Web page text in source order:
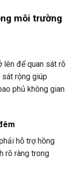
môi trường
lên để quan sát rõ
sát rộng giúp
phủ không gian
hỗ trợ hồng
rõ ràng trong